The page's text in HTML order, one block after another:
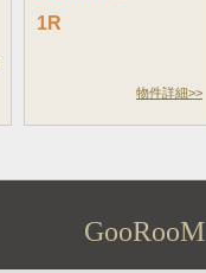
1R
物件詳細>>
GooRooM